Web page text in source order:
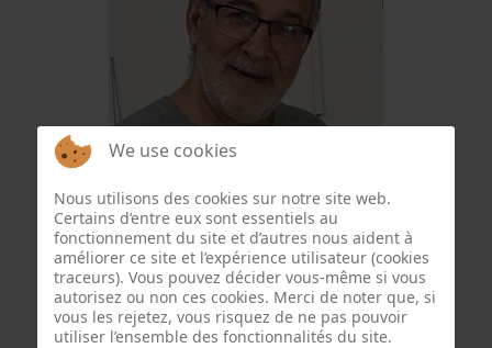
Wajeeh Qadamani
We use cookies
Nous utilisons des cookies sur notre site web.
Certains d’entre eux sont essentiels au
fonctionnement du site et d’autres nous aident à
améliorer ce site et l’expérience utilisateur (cookies
traceurs). Vous pouvez décider vous-même si vous
autorisez ou non ces cookies. Merci de noter que, si
vous les rejetez, vous risquez de ne pas pouvoir
utiliser l’ensemble des fonctionnalités du site.